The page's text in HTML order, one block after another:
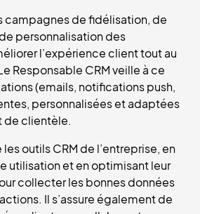
campagnes de fidélisation, de
personnalisation des
l’expérience client tout au
Responsable CRM veille à ce
(emails, notifications push,
personnalisées et adaptées
de clientèle.
outils CRM de l’entreprise, en
utilisation et en optimisant leur
collecter les bonnes données
Il s’assure également de